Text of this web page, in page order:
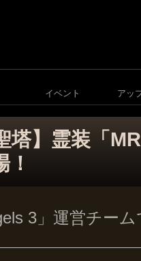
イベント アッ
塔】霊装「
3」運営チー